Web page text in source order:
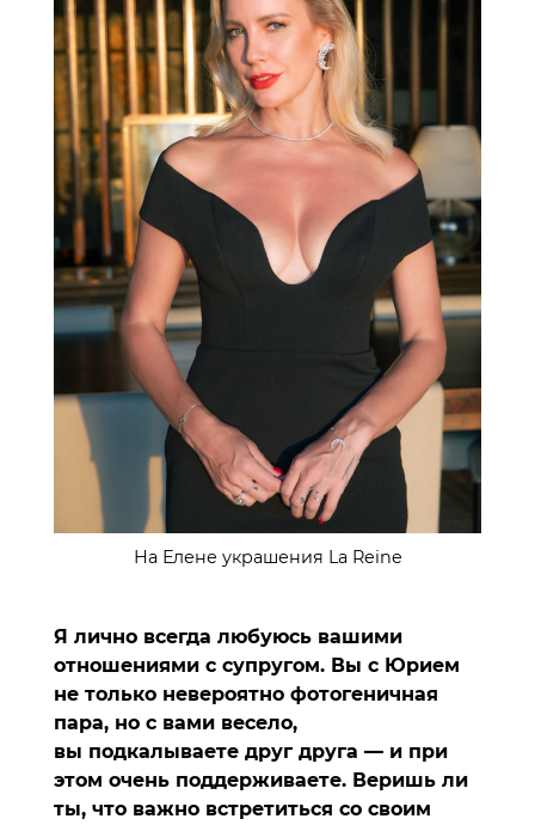
На Елене украшения La Reine
Я лично всегда любуюсь вашими
отношениями с супругом. Вы с Юрием
не только невероятно фотогеничная
пара, но с вами весело,
вы подкалываете друг друга — и при
этом очень поддерживаете. Веришь ли
ты, что важно встретиться со своим